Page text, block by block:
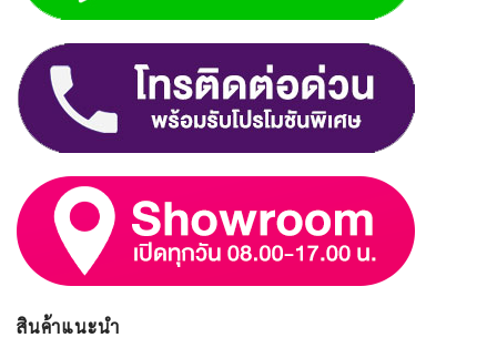
สินค้าแนะนำ